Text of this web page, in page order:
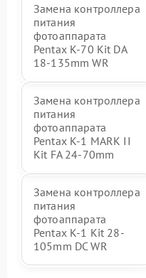
Замена контроллера
питания
фотоаппарата
Pentax K-70 Kit DA
18-135mm WR
Замена контроллера
питания
фотоаппарата
Pentax K-1 MARK II
Kit FA 24-70mm
Замена контроллера
питания
фотоаппарата
Pentax K-1 Kit 28-
105mm DC WR